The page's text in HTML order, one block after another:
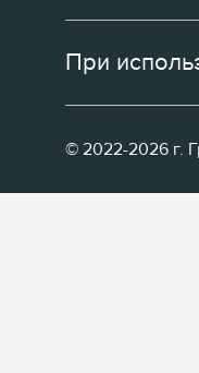
При
© 2022-2026 г.